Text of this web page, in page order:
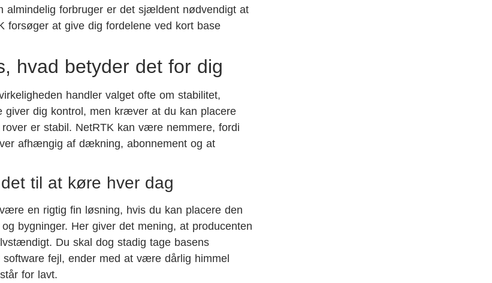
almindelig forbruger er det sjældent nødvendigt at
forsøger at give dig fordelene ved kort base
hvad betyder det for dig
handler valget ofte om stabilitet,
dig kontrol, men kræver at du kan placere
er stabil. NetRTK kan være nemmere, fordi
afhængig af dækning, abonnement og at
til at køre hver dag
en rigtig fin løsning, hvis du kan placere den
bygninger. Her giver det mening, at producenten
Du skal dog stadig tage basens
fejl, ender med at være dårlig himmel
for lavt.